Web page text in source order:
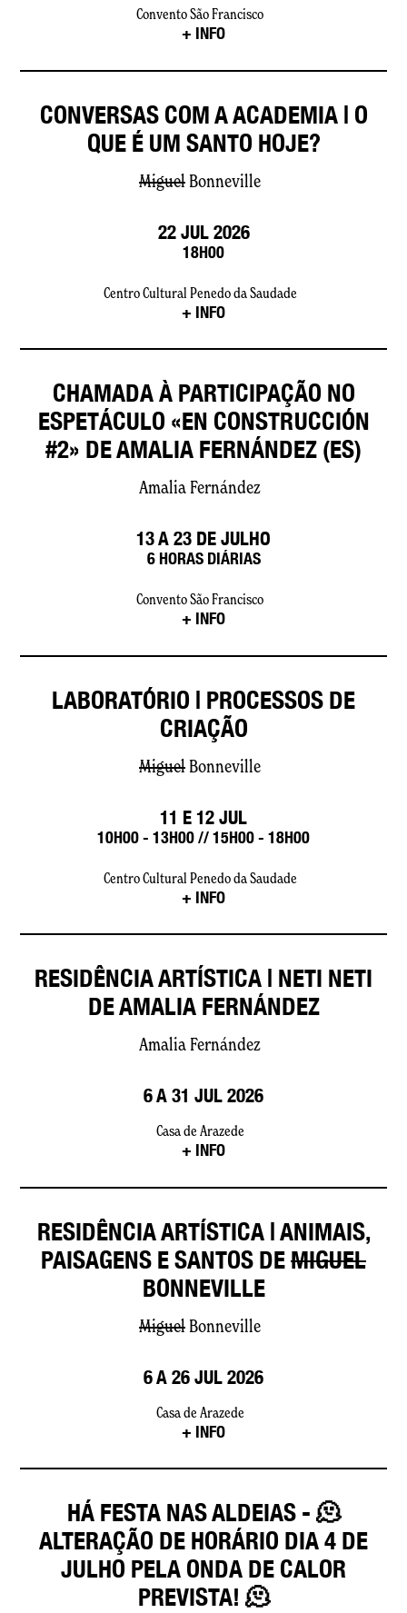
Convento São Francisco
+ INFO
CONVERSAS COM A ACADEMIA | O
QUE É UM SANTO HOJE?
Miguel Bonneville
22 JUL 2026
18H00
Centro Cultural Penedo da Saudade
+ INFO
CHAMADA À PARTICIPAÇÃO NO
ESPETÁCULO «EN CONSTRUCCIÓN
#2» DE AMALIA FERNÁNDEZ (ES)
Amalia Fernández
13 A 23 DE JULHO
6 HORAS DIÁRIAS
Convento São Francisco
+ INFO
LABORATÓRIO | PROCESSOS DE
CRIAÇÃO
Miguel Bonneville
11 E 12 JUL
10H00 - 13H00 // 15H00 - 18H00
Centro Cultural Penedo da Saudade
+ INFO
RESIDÊNCIA ARTÍSTICA | NETI NETI
DE AMALIA FERNÁNDEZ
Amalia Fernández
6 A 31 JUL 2026
Casa de Arazede
+ INFO
RESIDÊNCIA ARTÍSTICA | ANIMAIS,
PAISAGENS E SANTOS DEMIGUEL
BONNEVILLE
Miguel Bonneville
6 A 26 JUL 2026
Casa de Arazede
+ INFO
HÁ FESTA NAS ALDEIAS - 🫠
ALTERAÇÃO DE HORÁRIO DIA 4 DE
JULHO PELA ONDA DE CALOR
PREVISTA! 🫠